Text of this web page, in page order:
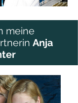
meine
Anja